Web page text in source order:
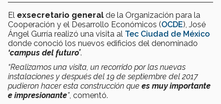
El exsecretario general de la Organización para la
Cooperación y el Desarrollo Económicos (OCDE), José
Ángel Gurría realizó una visita al Tec Ciudad de México
donde conoció los nuevos edificios del denominado
‘campus del futuro’.
“Realizamos una visita, un recorrido por las nuevas
instalaciones y después del 19 de septiembre del 2017
pudieron hacer esta construcción que es muy importante
e impresionante”, comentó.